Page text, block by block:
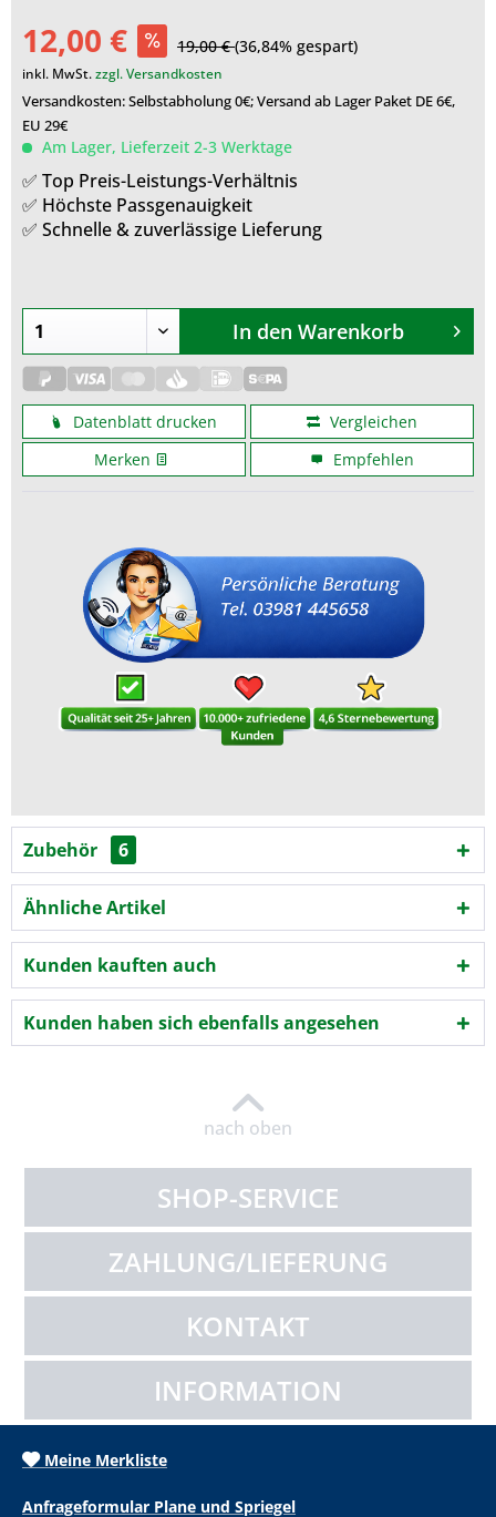
12,00 € 19,00 €(36,84% gespart)
inkl. MwSt.zzgl. Versandkosten
Versandkosten: Selbstabholung 0€; Versand ab Lager Paket DE 6€,
EU 29€
Am Lager, Lieferzeit 2-3 Werktage
✅ Top Preis-Leistungs-Verhältnis
✅ Höchste Passgenauigkeit
✅ Schnelle & zuverlässige Lieferung
In den Warenkorb
Datenblatt drucken
Vergleichen
Merken
Empfehlen
Zubehör 6
Ähnliche Artikel
Kunden kauften auch
Kunden haben sich ebenfalls angesehen
nach oben
SHOP-SERVICE
ZAHLUNG/LIEFERUNG
KONTAKT
INFORMATION
Meine Merkliste
Anfrageformular Plane und Spriegel